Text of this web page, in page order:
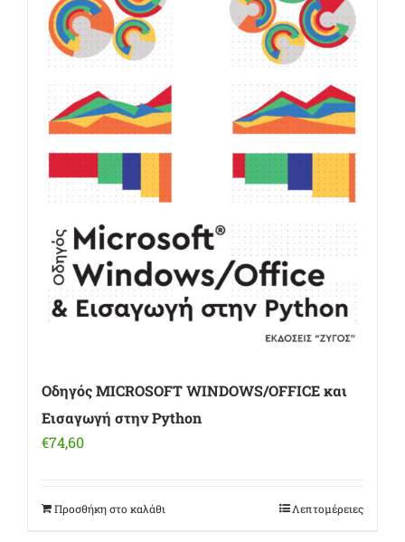
Οδηγός MICROSOFT WINDOWS/OFFICE και
Εισαγωγή στην Python
€74,60
Προσθήκη στο καλάθι Λεπτομέρειες